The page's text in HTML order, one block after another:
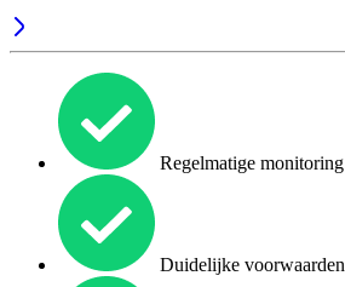
Regelmatige monitoring
Duidelijke voorwaarden